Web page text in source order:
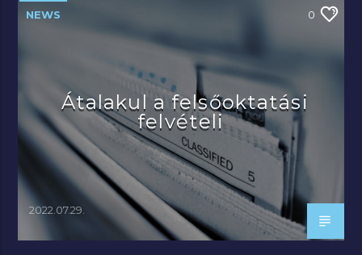
NEWS 0
Átalakul a felsőoktatási
felvételi
2022.07.29.